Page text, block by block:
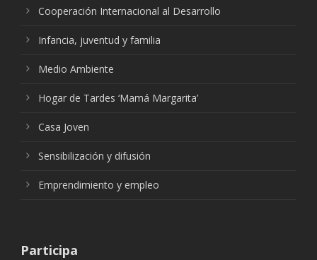
Cooperación Internacional al Desarrollo
Infancia, juventud y familia
Medio Ambiente
Hogar de Tardes ‘Mamá Margarita’
Casa Joven
Sensibilización y difusión
Emprendimiento y empleo
Participa